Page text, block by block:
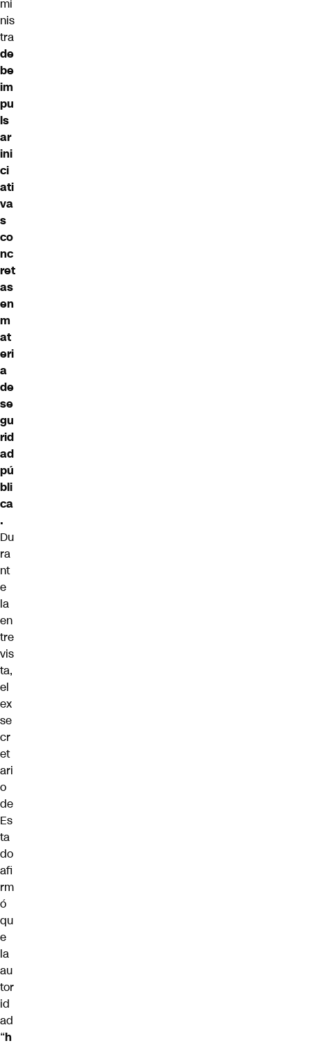
mi
nis
tra
de
be
im
pu
ls
ar
ini
ci
ati
va
s
co
nc
ret
as
en
m
at
eri
a
de
se
gu
rid
ad
pú
bli
ca
.
Du
ra
nt
e
la
en
tre
vis
ta,
el
ex
se
cr
et
ari
o
de
Es
ta
do
afi
rm
ó
qu
e
la
au
tor
id
ad
“h